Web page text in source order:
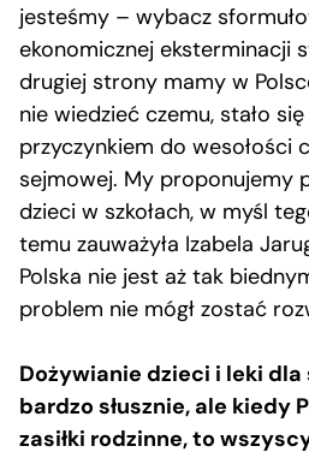
jesteśmy – wybacz
ekonomicznej eksterminacji
drugiej strony mamy w
nie wiedzieć czemu, stało
przyczynkiem do wesołości
sejmowej. My proponujemy
dzieci w szkołach, w myśl
temu zauważyła Izabela
Polska nie jest aż tak
problem nie mógł zostać
Dożywianie dzieci i leki
bardzo słusznie, ale kiedy
zasiłki rodzinne, to